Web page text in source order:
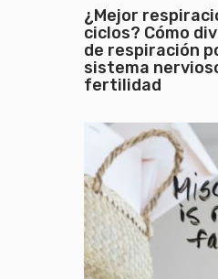
¿Mejor
ciclos? Cómo
de respiración
sistema
fertilidad